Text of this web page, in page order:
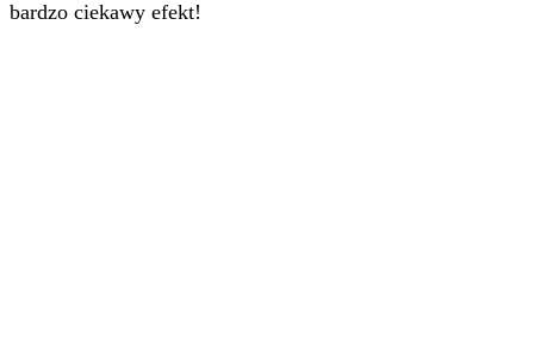
bardzo ciekawy efekt!